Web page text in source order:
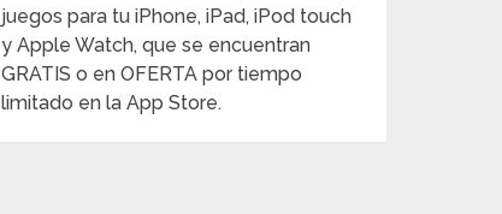
juegos para tu iPhone, iPad, iPod touch
y Apple Watch, que se encuentran
GRATIS o en OFERTA por tiempo
limitado en la App Store.